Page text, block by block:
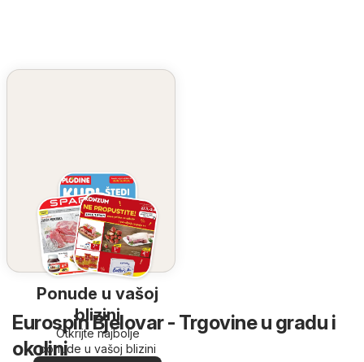
Ponude u vašoj
blizini
Otkrijte najbolje
ponude u vašoj blizini
Eurospin Bjelovar - Trgovine u gradu i
okolini